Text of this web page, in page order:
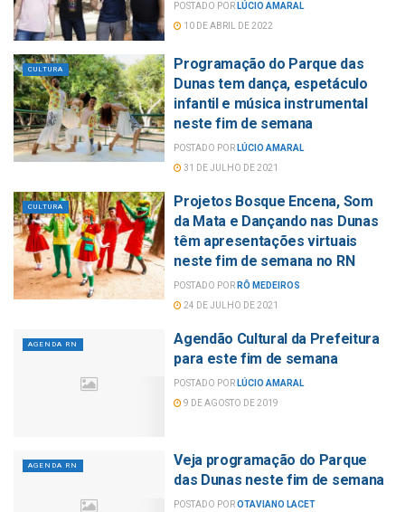
POSTADO POR LÚCIO AMARAL
10 DE ABRIL DE 2022
CULTURA
Programação do Parque das
Dunas tem dança, espetáculo
infantil e música instrumental
neste fim de semana
POSTADO POR LÚCIO AMARAL
31 DE JULHO DE 2021
CULTURA
Projetos Bosque Encena, Som
da Mata e Dançando nas Dunas
têm apresentações virtuais
neste fim de semana no RN
POSTADO POR RÔ MEDEIROS
24 DE JULHO DE 2021
AGENDA RN
Agendão Cultural da Prefeitura
para este fim de semana
POSTADO POR LÚCIO AMARAL
9 DE AGOSTO DE 2019
AGENDA RN
Veja programação do Parque
das Dunas neste fim de semana
POSTADO POROTAVIANO LACET